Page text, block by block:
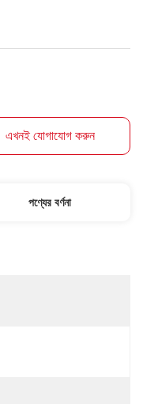
এখনই যোগাযোগ করুন
পণ্যের বর্ণনা